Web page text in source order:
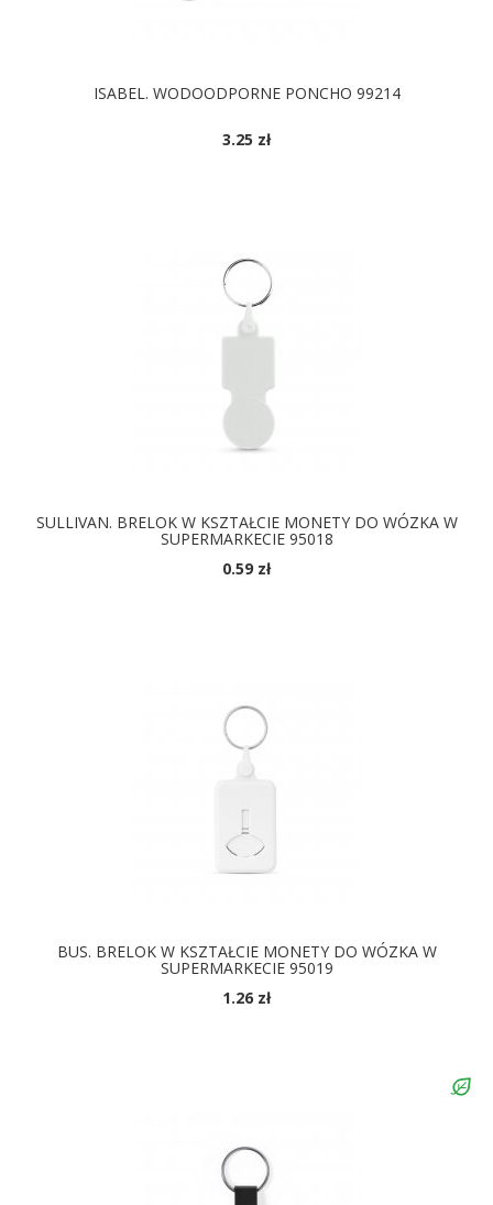
ISABEL. WODOODPORNE PONCHO 99214
3.25 zł
SULLIVAN. BRELOK W KSZTAŁCIE MONETY DO WÓZKA W
SUPERMARKECIE 95018
0.59 zł
BUS. BRELOK W KSZTAŁCIE MONETY DO WÓZKA W
SUPERMARKECIE 95019
1.26 zł